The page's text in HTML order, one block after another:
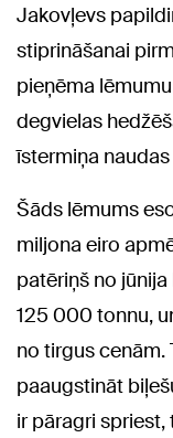
Jakovļevs
stiprināšanai
pieņēma
degvielas
īstermiņa
Šāds lēmums
miljona eiro
patēriņš no
125 000 tonnu,
no tirgus cenām.
paaugstināt
ir pāragri